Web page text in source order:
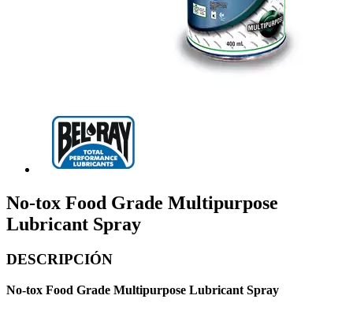
No-tox Food Grade Multipurpose
Lubricant Spray
DESCRIPCIÓN
No-tox Food Grade Multipurpose Lubricant Spray